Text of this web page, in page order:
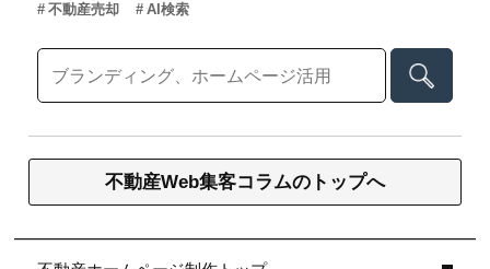
不動産売却
AI検索
不動産Web集客コラムのトップへ